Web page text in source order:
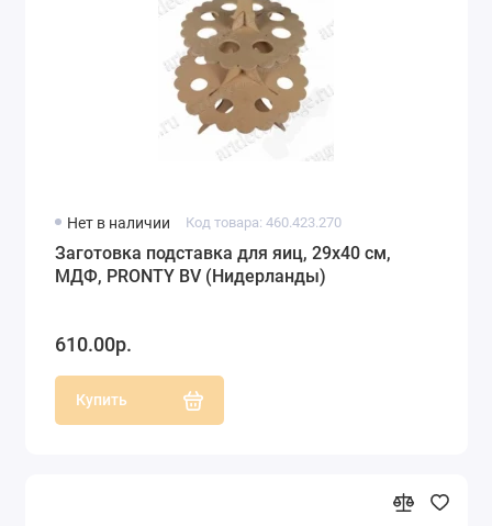
Нет в наличии Код товара: 460.423.270
Заготовка подставка для яиц, 29х40 см,
МДФ, PRONTY BV (Нидерланды)
610.00р.
Купить